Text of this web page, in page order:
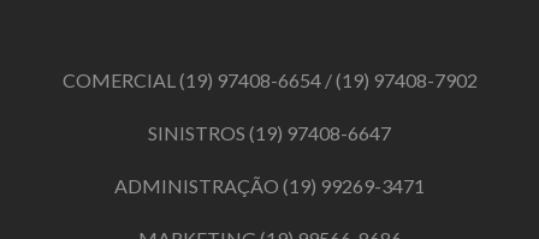
COMERCIAL(19) 97408-6654/(19) 97408-7902
SINISTROS (19) 97408-6647
ADMINISTRAÇÃO (19) 99269-3471